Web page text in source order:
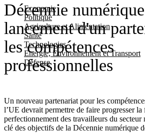
Economie
Politique
Agriculture et Alimentation
Santé
Technologies
Energie, Environnement et Transport
Défense
Décennie
lancement d'un
les compétences
professionnelles
Un nouveau partenariat pour les
l’UE devrait permettre de faire progresser
perfectionnement des travailleurs du secteur
clé des objectifs de la Décennie numérique